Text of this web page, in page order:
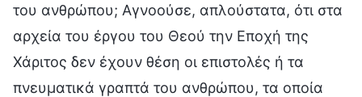
του ανθρώπου; Αγνοούσε, απλούστατα, ότι στα
αρχεία του έργου του Θεού την Εποχή της
Χάριτος δεν έχουν θέση οι επιστολές ή τα
πνευματικά γραπτά του ανθρώπου, τα οποία